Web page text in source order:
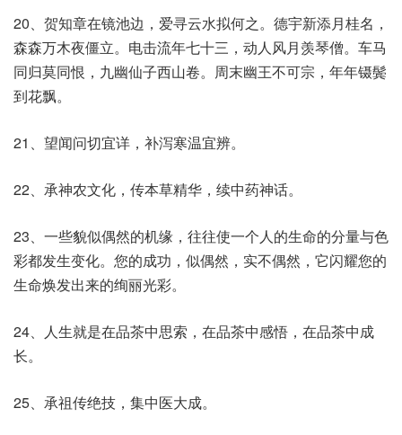
20、贺知章在镜池边，爱寻云水拟何之。德宇新添月桂名，
森森万木夜僵立。电击流年七十三，动人风月羡琴僧。车马
同归莫同恨，九幽仙子西山卷。周末幽王不可宗，年年镊鬓
到花飘。
21、望闻问切宜详，补泻寒温宜辨。
22、承神农文化，传本草精华，续中药神话。
23、一些貌似偶然的机缘，往往使一个人的生命的分量与色
彩都发生变化。您的成功，似偶然，实不偶然，它闪耀您的
生命焕发出来的绚丽光彩。
24、人生就是在品茶中思索，在品茶中感悟，在品茶中成
长。
25、承祖传绝技，集中医大成。